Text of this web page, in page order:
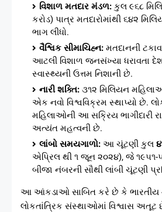
વિશાળ મતદાર મંડળ: કુલ ૯૬૮
કરોડ) પાત્ર મતદારોમાંથી ૬૪૨
ભાગ લીધો.
વૈશ્વિક સીમાચિહ્ન: મતદાનની
આટલી વિશાળ જનસંખ્યા ધરાવતા દેશ
સ્વાસ્થ્યની ઉત્તમ નિશાની છે.
નારી શક્તિ: ૩૧૨ મિલિયન
એક નવો વિશ્વવિક્રમ સ્થાપ્યો છે.
મહિલાઓની આ સક્રિય ભાગીદારી
અત્યંત મહત્વની છે.
લાંબો સમયગાળો: આ ચૂંટણી કુલ
એપ્રિલ થી ૧ જૂન ૨૦૨૪), જે ૧૯૫૧-
બીજા નંબરની સૌથી લાંબી ચૂંટણી
આ આંકડાઓ સાબિત કરે છે કે ભારતીય
લોકતાંત્રિક સંસ્થાઓમાં વિશ્વાસ અતૂટ